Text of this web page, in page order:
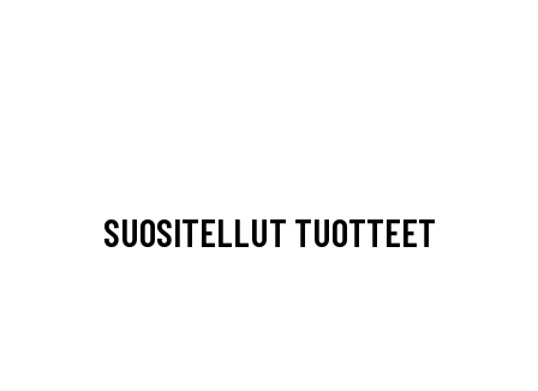
SUOSITELLUT TUOTTEET